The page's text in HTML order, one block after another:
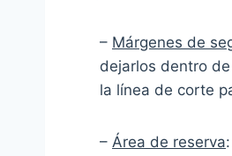
– Márgenes de
dejarlos dentro
la línea de corte
– Área de reserva